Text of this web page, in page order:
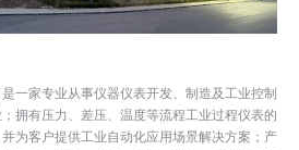
一家专业从事仪器仪表开发、制造及工业控制
拥有压力、差压、温度等流程工业过程仪表的
为客户提供工业自动化应用场景解决方案；产